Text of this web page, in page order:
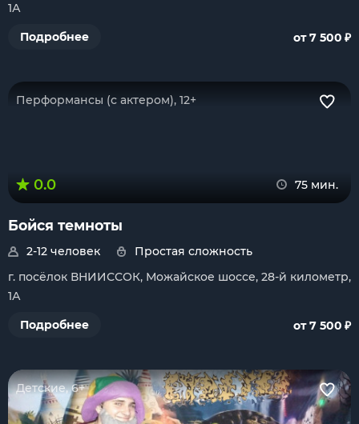
1А
Подробнее
от 7 500 ₽
Перформансы (с актером), 12+
0.0 75 мин.
Бойся темноты
2-12 человек
Простая сложность
г. посёлок ВНИИССОК, Можайское шоссе, 28-й километр,
1А
Подробнее
от 7 500 ₽
Детские, 6+